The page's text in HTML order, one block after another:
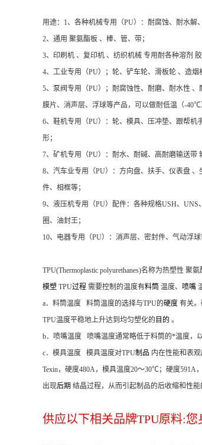
用途：1、各种机械专用（PU）：耐腐蚀、耐水解
2、通用 聚氨酯板 、棒、管、带；
3、印刷机 、复印机 、纺织机械 专用耐各种溶剂
4、工业专用（PU）；轮、铲车轮、滑板轮 、造烟
5、泵阀专用（PU）；耐腐蚀性、耐磨、耐水性 、
膜片、消声层、浮球等产品，可以做耐低温（-40℃
6、鞋机专用（PU）：轮、模具、压冲垫、跟帮机
形；
7、矿机专用（PU）：耐水、耐碱、高耐磨输送带
8、汽车业专用（PU）：方向盘、扶手、仪表盘
件、相框等；
9、液压机专用（PU）配件：各种规格USH、
圈、油封王；
10、电器专用（PU）：消声层、密封件、气动浮球
TPU(Thermoplastic polyurethanes)名称为热塑性 聚氨
模塑 TPU过程 需要控制的温度有料筒 温度、 喷嘴
a．料筒温度 料筒温度的选择与TPU的硬度 有关
TPU温度平稳地上升达到均匀塑化的 目的 。
b．喷嘴温度 喷嘴温度通常略低于料筒的*温度，
c．模具温度 模具温度对TPU制品 内在性能和表观
Texin，硬度480A，模具温度20～30℃；硬度
出现后期 结晶过程，从而引起制品的后收缩和性能
供应以下相关品牌TPU原料: